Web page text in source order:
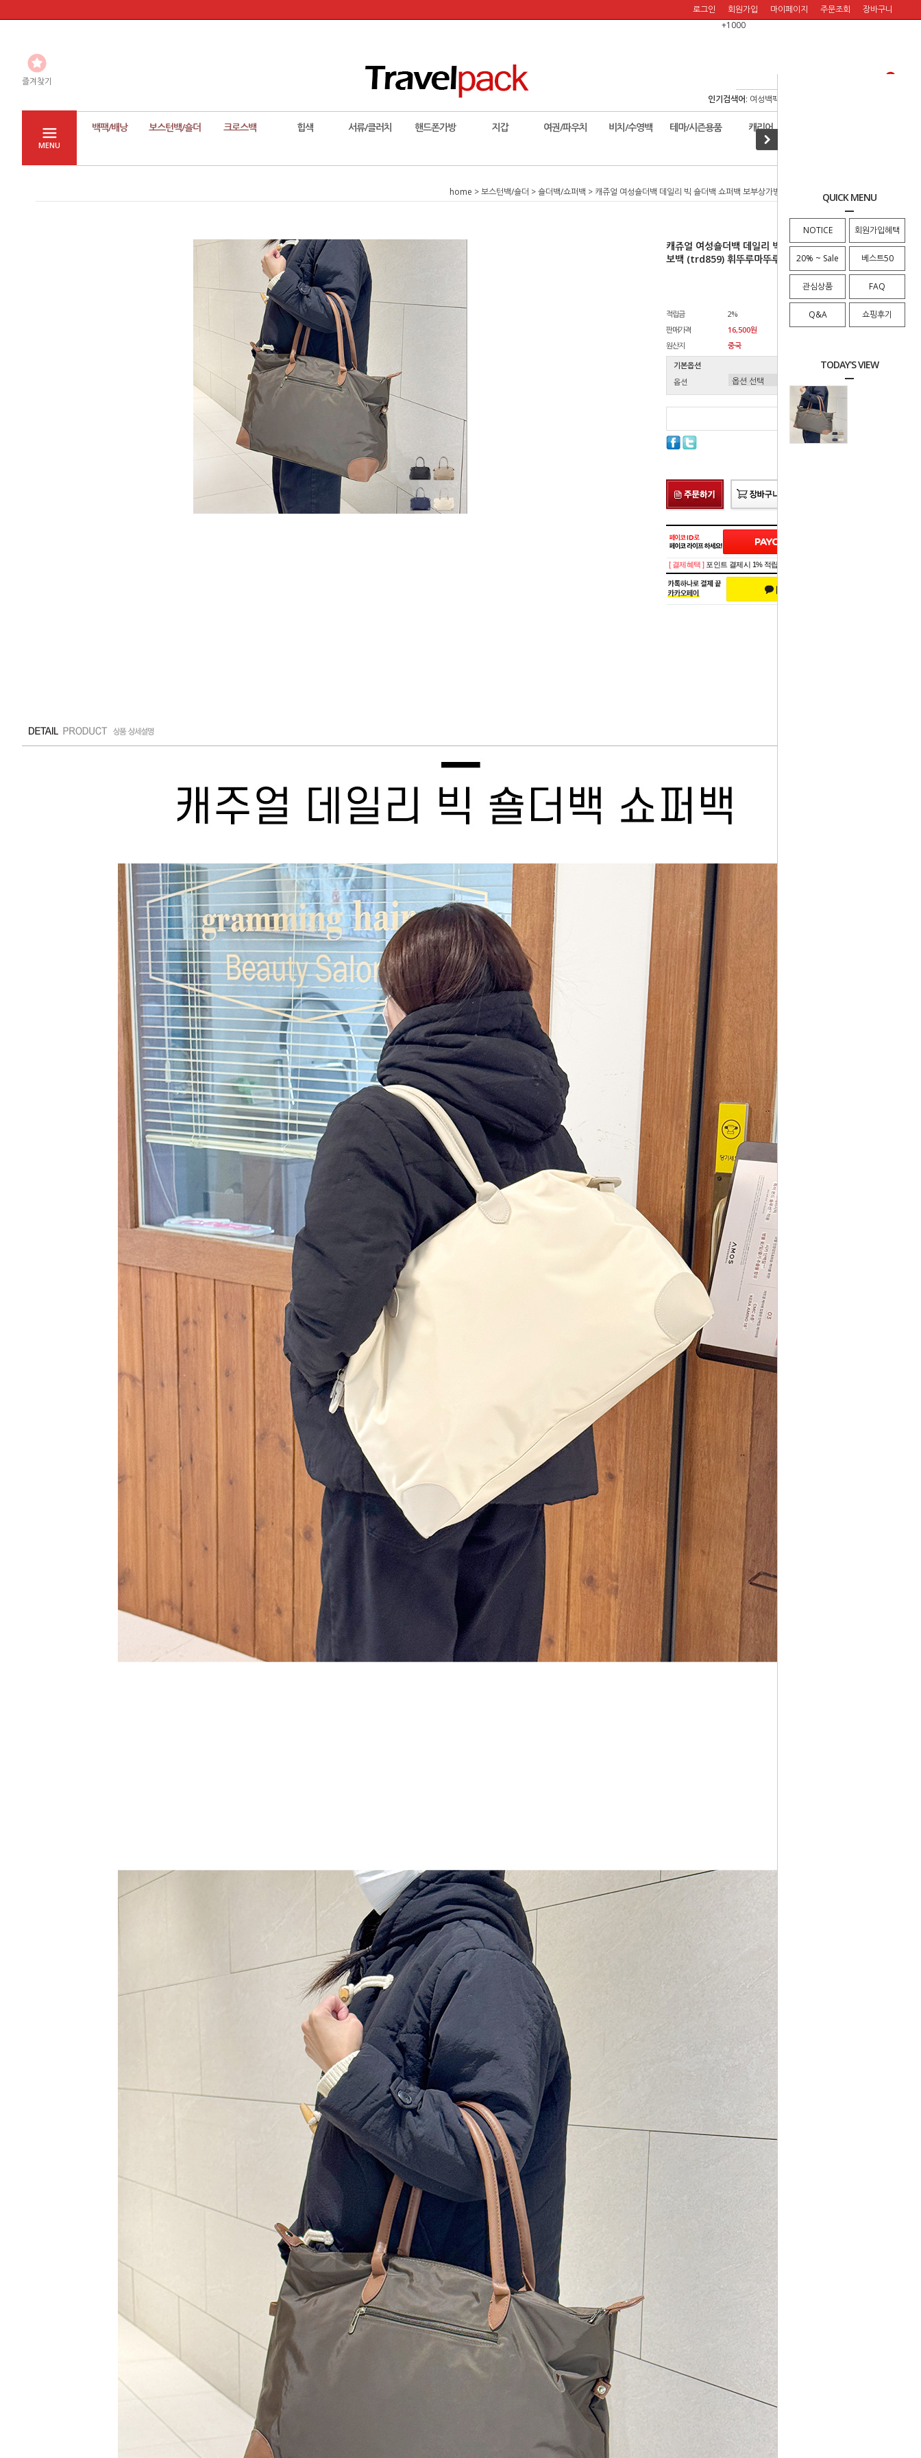
QUICK MENU
NOTICE 회원가입혜택
20% ~ Sale 베스트50
관심상품 FAQ
Q&A 쇼핑후기
TODAY'S VIEW
로그인
회원가입
+1000
마이페이지 주문조회 장바구니
즐겨찾기
인기검색어: 여성백팩
MENU
백팩/배낭 보스턴백/숄더 크로스백 힙색 서류/클러치 핸드폰가방 지갑 여권/파우치 비치/수영백 테마/시즌용품 캐리어
home >보스턴백/숄더 >숄더백/쇼퍼백 > 캐쥬얼 여성숄더백 데일리 빅 숄더백 쇼퍼백 보부상가방 호보백 (trd859) 휘뚜루마뚜루
캐쥬얼 여성숄더백 데일리 빅 숄더백 쇼퍼백 보부상가방 호
보백 (trd859) 휘뚜루마뚜루
적립금
2%
판매가격
16,500원
원산지
중국
기본옵션
옵션
총 상품 금액
페이코 ID로 페이
코 라이프 하세요!
PAYCO 바로구매
[ 결제혜택 ] 포인트 결제시 1% 적립!